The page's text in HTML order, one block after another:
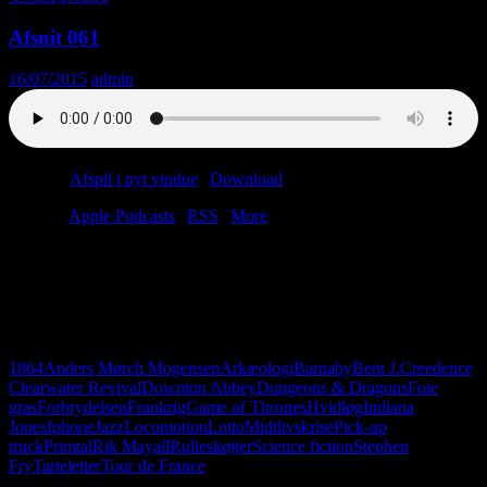
Afsnit 061
16/07/2015 admin
Afspil i nyt vindue Download
Apple Podcasts RSS
More
1864Anders Mørch MogensenArkæologiBarnabyBent J.Creedence
Clearwater RevivalDownton AbbeyDungeons & DragonsFoie
grasForbrydelsenFrankrigGame of ThronesHvidløgIndiana
JonesIphoneJazzLocomotionLottoMidtlivskrisePick-up
truckPrimtalRik MayallRulleskøjterScience fictionStephen
FryTarteletterTour de France